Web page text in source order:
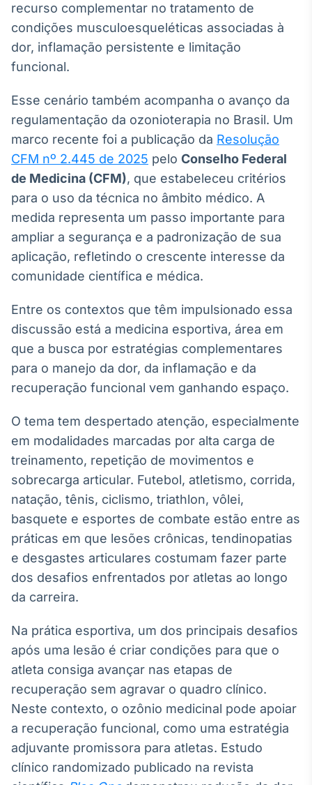
negociação de
APIs para
integração de
conteúdos e
dados
Ticker
Cotações e
headlines de
Broadcast
Componentes
para conteúdos e
funcionalidades
Broadcast
Wallboard
dados para
displays e telas
Broadcast
Curadoria
Curadoria de
noticiosos
Soluções de
Tecnologia
Monitoramento
inteligente de
notícias e
conteúdos
Broadcast
Fundos
A melhor
plataforma para
de investimento
no Brasil
recurso complementar no tratamento de
condições musculoesqueléticas associadas à
dor, inflamação persistente e limitação
funcional.
Esse cenário também acompanha o avanço da
regulamentação da ozonioterapia no Brasil. Um
marco recente foi a publicação da Resolução
CFM nº 2.445 de 2025 pelo Conselho Federal
de Medicina (CFM), que estabeleceu critérios
para o uso da técnica no âmbito médico. A
medida representa um passo importante para
ampliar a segurança e a padronização de sua
aplicação, refletindo o crescente interesse da
comunidade científica e médica.
Entre os contextos que têm impulsionado essa
discussão está a medicina esportiva, área em
que a busca por estratégias complementares
para o manejo da dor, da inflamação e da
recuperação funcional vem ganhando espaço.
O tema tem despertado atenção, especialmente
em modalidades marcadas por alta carga de
treinamento, repetição de movimentos e
sobrecarga articular. Futebol, atletismo, corrida,
natação, tênis, ciclismo, triathlon, vôlei,
basquete e esportes de combate estão entre as
práticas em que lesões crônicas, tendinopatias
e desgastes articulares costumam fazer parte
dos desafios enfrentados por atletas ao longo
da carreira.
Na prática esportiva, um dos principais desafios
após uma lesão é criar condições para que o
atleta consiga avançar nas etapas de
recuperação sem agravar o quadro clínico.
Neste contexto, o ozônio medicinal pode apoiar
a recuperação funcional, como uma estratégia
adjuvante promissora para atletas. Estudo
clínico randomizado publicado na revista